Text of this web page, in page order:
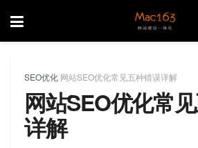
SEO优化 网站SEO优化常见五种错误详解
网站SEO优化常
详解